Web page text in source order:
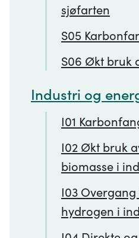
sjøfarten
S05
S06 Økt bruk
Industri og
I01
I02 Økt bruk
biomasse i
I03
hydrogen i